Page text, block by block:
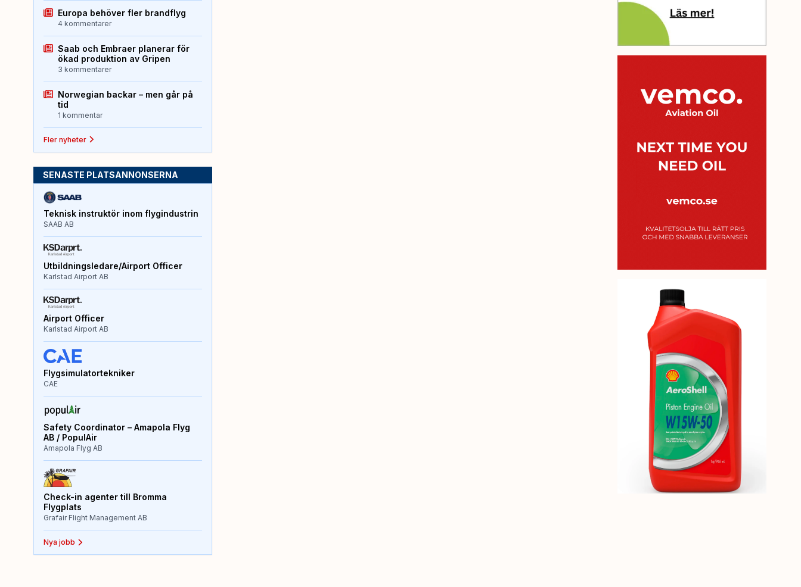
Europa behöver fler brandflyg
4 kommentarer
Saab och Embraer planerar för
ökad produktion av Gripen
3 kommentarer
Norwegian backar – men går på
tid
1 kommentar
Fler nyheter
SENASTE PLATSANNONSERNA
Teknisk instruktör inom flygindustrin
SAAB AB
Utbildningsledare/Airport Officer
Karlstad Airport AB
Airport Officer
Karlstad Airport AB
Flygsimulatortekniker
CAE
Safety Coordinator – Amapola Flyg
AB / PopulAir
Amapola Flyg AB
Check-in agenter till Bromma
Flygplats
Grafair Flight Management AB
Nya jobb